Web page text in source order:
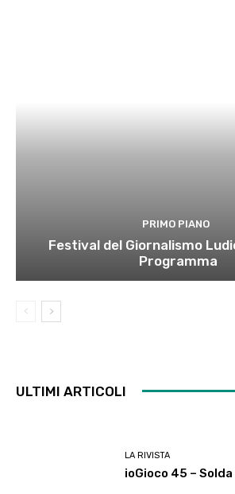
PRIMO PIANO
Festival del Giornalismo
Programma
ULTIMI ARTICOLI
LA RIVISTA
ioGioco 45 –